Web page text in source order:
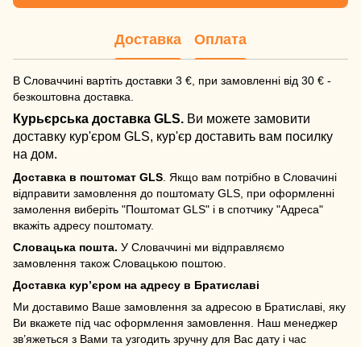
Доставка Оплата
В Словаччині вартіть доставки 3 €, при замовленні від 30 € -
безкоштовна доставка.
Курьєрська доставка GLS. Ви можете замовити
доставку кур'єром GLS, кур'єр доставить вам посилку
на дом.
Доставка в поштомат GLS . Якщо вам потрібно в Словачині
відправити замовлення до поштомату GLS, при оформленні
замолення виберіть "Поштомат GLS" і в спотчику "Адреса"
вкажіть адресу поштомату.
Словацька пошта. У Словаччині ми відправляємо
замовлення також Словацькою поштою.
Доставка кур’єром на адресу в Братиславі
Ми доставимо Ваше замовлення за адресою в Братиславі, яку
Ви вкажете під час оформлення замовлення. Наш менеджер
зв’яжеться з Вами та узгодить зручну для Вас дату і час